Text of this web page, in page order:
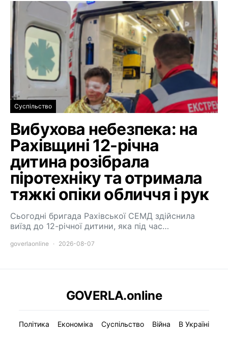
Суспільство
Вибухова небезпека: на
Рахівщині 12-річна
дитина розібрала
піротехніку та отримала
тяжкі опіки обличчя і рук
Сьогодні бригада Рахівської СЕМД здійснила
виїзд до 12-річної дитини, яка під час…
goverlaonline 2026-08-07
GOVERLA.online
Політика Економіка Суспільство Війна В Україні